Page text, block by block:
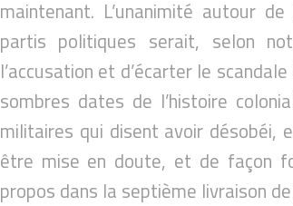
maintenant. L’unanimité autour
partis politiques serait, selon
l’accusation et d’écarter le
sombres dates de l’histoire
militaires qui disent avoir désobéi,
être mise en doute, et de façon
propos dans la septième livraison